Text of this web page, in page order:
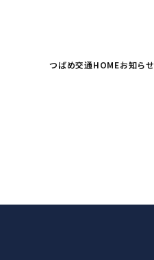
つばめ交通HOMEお知らせ